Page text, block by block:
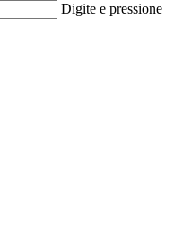
Digite e pressione